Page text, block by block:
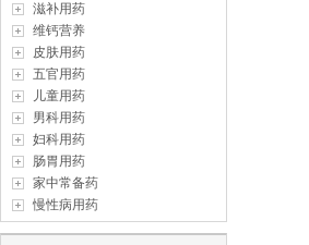
滋补用药
维钙营养
皮肤用药
五官用药
儿童用药
男科用药
妇科用药
肠胃用药
家中常备药
慢性病用药